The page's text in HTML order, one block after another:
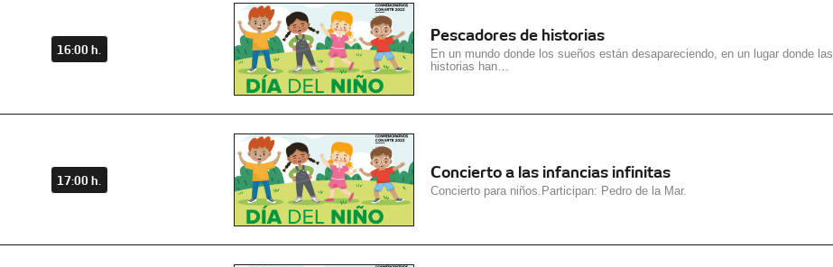
16:00 h.
Pescadores de historias
En un mundo donde los sueños están desapareciendo, en un lugar donde las
historias han…
17:00 h. Concierto a las infancias infinitas
Concierto para niños.Participan: Pedro de la Mar.